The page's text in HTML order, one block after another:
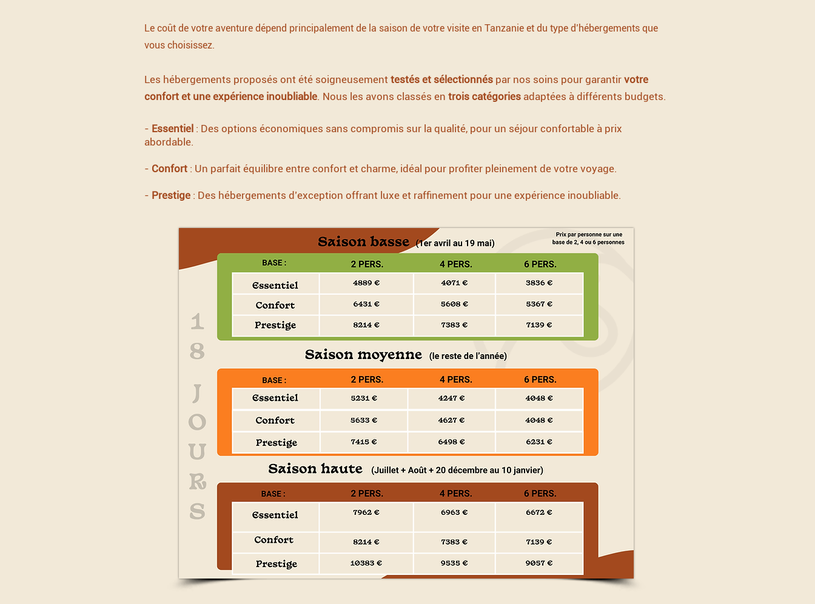
Le coût de votre aventure dépend principalement de la saison de votre visite en Tanzanie et du type d’hébergements que
vous choisissez.
Les hébergements proposés ont été soigneusement testés et sélectionnés par nos soins pour garantir votre
confort et une expérience inoubliable. Nous les avons classés en trois catégories adaptées à différents budgets.
- Essentiel : Des options économiques sans compromis sur la qualité, pour un séjour confortable à prix
abordable.
- Confort : Un parfait équilibre entre confort et charme, idéal pour profiter pleinement de votre voyage.
- Prestige : Des hébergements d’exception offrant luxe et raffinement pour une expérience inoubliable.